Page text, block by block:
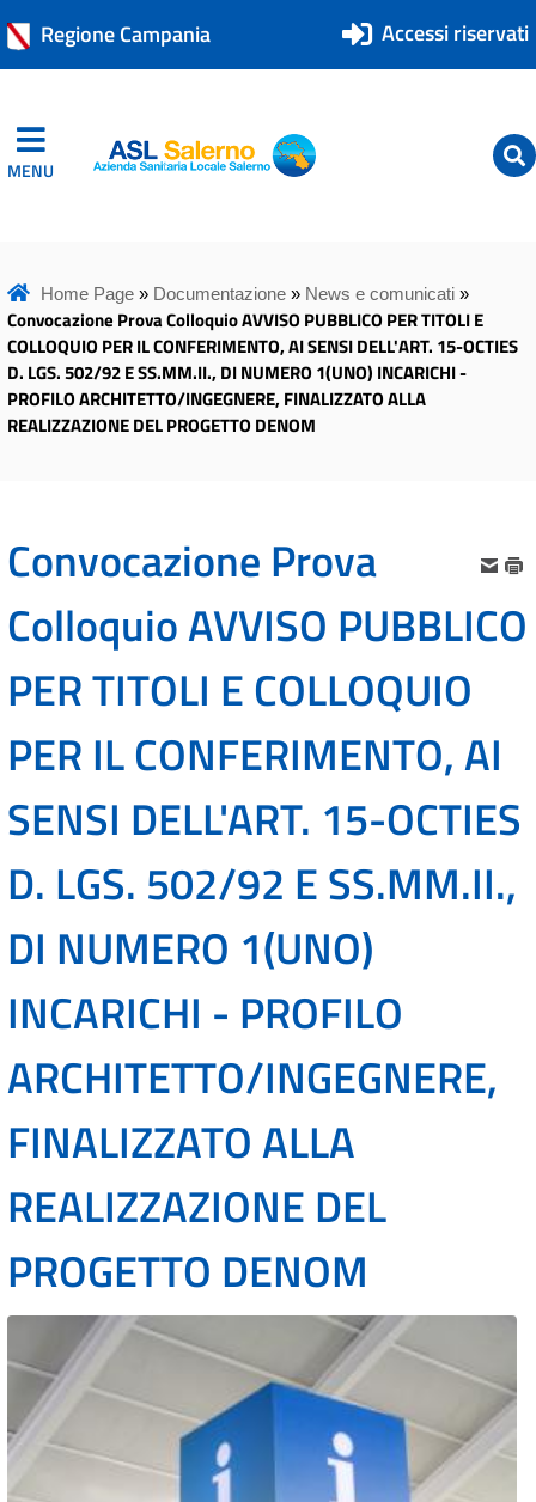
Regione Campania Accessi riservati
MENU ASL Salerno
ASL Salerno
Home Page» Documentazione» News e comunicati»
Convocazione Prova Colloquio AVVISO PUBBLICO PER TITOLI E
COLLOQUIO PER IL CONFERIMENTO, AI SENSI DELL'ART. 15-OCTIES
D. LGS. 502/92 E SS.MM.II., DI NUMERO 1(UNO) INCARICHI -
PROFILO ARCHITETTO/INGEGNERE, FINALIZZATO ALLA
REALIZZAZIONE DEL PROGETTO DENOM
Convocazione Prova
Colloquio AVVISO PUBBLICO
PER TITOLI E COLLOQUIO
PER IL CONFERIMENTO, AI
SENSI DELL'ART. 15-OCTIES
D. LGS. 502/92 E SS.MM.II.,
DI NUMERO 1(UNO)
INCARICHI - PROFILO
ARCHITETTO/INGEGNERE,
FINALIZZATO ALLA
REALIZZAZIONE DEL
PROGETTO DENOM